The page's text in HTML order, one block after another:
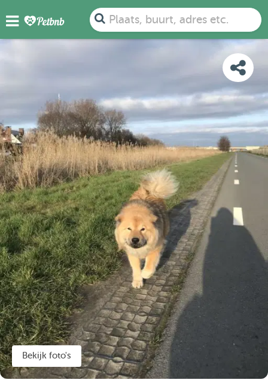
Plaats, buurt, adres etc.
FOTO'S BEOORDELINGEN KAART
Bekijk foto's